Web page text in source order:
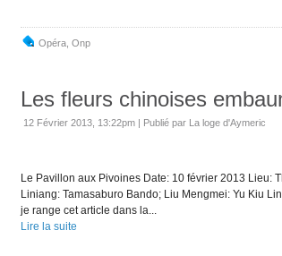
Opéra Onp
Les fleurs chinoises
12 Février 2013, 13:22pm | Publié par La loge d'Aymeric
Le Pavillon aux Pivoines Date: 10 février 2013 Lieu:
Liniang: Tamasaburo Bando; Liu Mengmei: Yu Kiu
je range cet article dans la...
Lire la suite